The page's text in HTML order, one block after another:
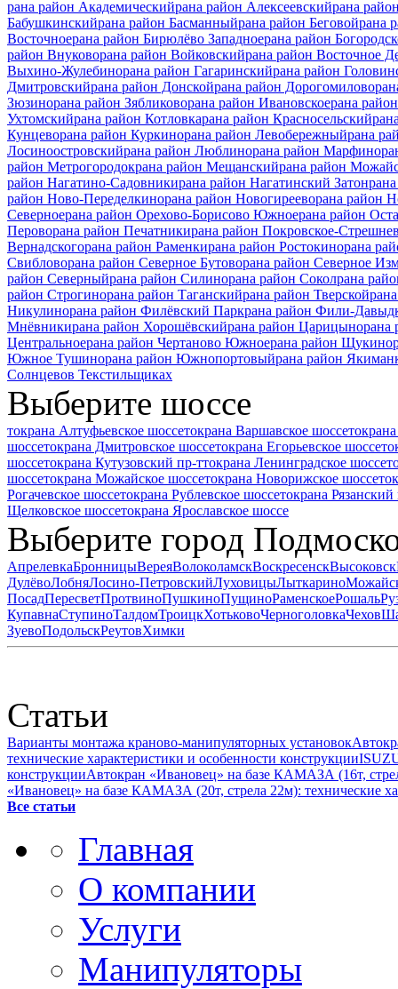
рана район Академическийрана район Алексеевскийрана
Бабушкинскийрана район Басманныйрана район Беговойрана
Восточноерана район Бирюлёво Западноерана район
район Внуковорана район Войковскийрана район Восточное
Выхино-Жулебинорана район Гагаринскийрана район
Дмитровскийрана район Донскойрана район Дорогомилово
Зюзинорана район Зябликоворана район Ивановскоерана
Ухтомскийрана район Котловкарана район Красносельский
Кунцеворана район Куркинорана район Левобережныйрана
Лосиноостровскийрана район Люблинорана район Марфино
район Метрогородокрана район Мещанскийрана район
район Нагатино-Садовникирана район Нагатинский Затон
район Ново-Переделкинорана район Новогирееворана район
Северноерана район Орехово-Борисово Южноерана район
Пероворана район Печатникирана район Покровское-
Вернадскогорана район Раменкирана район Ростокинорана
Свибловорана район Северное Бутоворана район Северное
район Северныйрана район Силинорана район Соколрана
район Строгинорана район Таганскийрана район Тверской
Никулинорана район Филёвский Паркрана район Фили-
Мнёвникирана район Хорошёвскийрана район Царицынорана
Центральноерана район Чертаново Южноерана район Щукино
Южное Тушинорана район Южнопортовыйрана район
Солнцевов Текстильщиках
Выберите шоссе
токрана Алтуфьевское шоссетокрана Варшавское шоссе
шоссетокрана Дмитровское шоссетокрана Егорьевское шоссе
шоссетокрана Кутузовский пр-ттокрана Ленинградское шоссе
шоссетокрана Можайское шоссетокрана Новорижское шоссе
Рогачевское шоссетокрана Рублевское шоссетокрана Рязанский
Щелковское шоссетокрана Ярославское шоссе
Выберите город
АпрелевкаБронницыВереяВолоколамскВоскресенскВысоковск
ДулёвоЛобняЛосино-ПетровскийЛуховицыЛыткарино
ПосадПересветПротвиноПушкиноПущиноРаменскоеРошаль
КупавнаСтупиноТалдомТроицкХотьковоЧерноголовкаЧехов
ЗуевоПодольскРеутовХимки
Статьи
Варианты монтажа краново-манипуляторных установок
технические характеристики и особенности конструкции
конструкцииАвтокран «Ивановец» на базе КАМАЗА (16т,
«Ивановец» на базе КАМАЗА (20т, стрела 22м): технические
Все статьи
Главная
О компании
Услуги
Манипуляторы